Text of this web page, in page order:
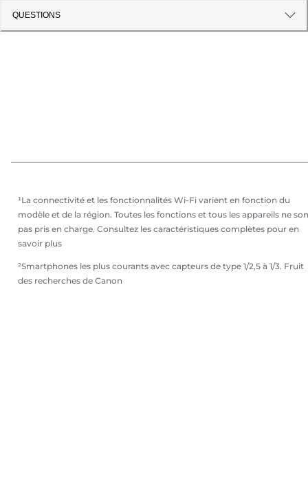
QUESTIONS
¹La connectivité et les fonctionnalités Wi-Fi varient en fonction du
modèle et de la région. Toutes les fonctions et tous les appareils ne
pas pris en charge. Consultez les caractéristiques complètes pour en
savoir plus
²Smartphones les plus courants avec capteurs de type 1/2,5 à 1/3. Fruit
des recherches de Canon